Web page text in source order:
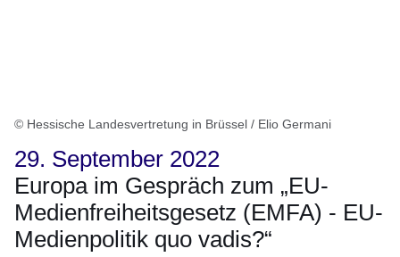
© Hessische Landesvertretung in Brüssel / Elio Germani
29. September 2022
Europa im Gespräch zum „EU-
Medienfreiheitsgesetz (EMFA) - EU-
Medienpolitik quo vadis?“